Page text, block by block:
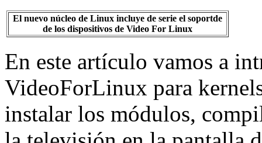
El nuevo núcleo de Linux incluye de serie el soportde
de los dispositivos de Video For Linux
En este artículo vamos a
VideoForLinux para
instalar los módulos,